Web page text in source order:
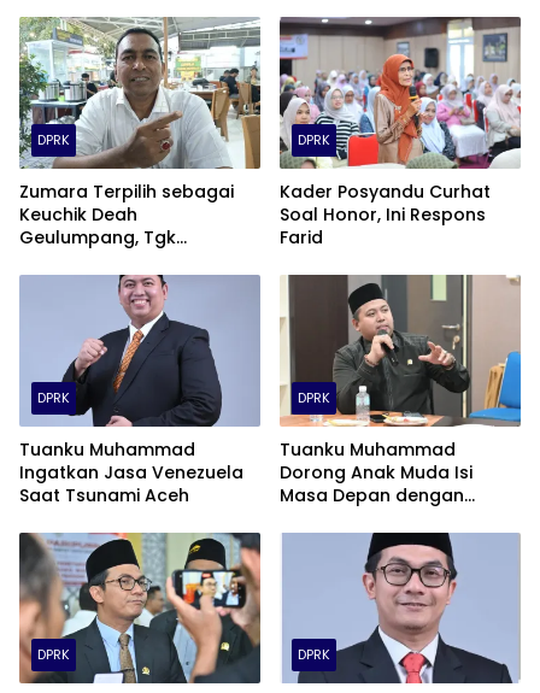
DPRK
Zumara Terpilih sebagai
Keuchik Deah
Geulumpang, Tgk
Selamat
DPRK
Kader Posyandu Curhat
Soal Honor, Ini Respons
Farid
DPRK
Tuanku Muhammad
Ingatkan Jasa Venezuela
Saat Tsunami Aceh
DPRK
Tuanku Muhammad
Dorong Anak Muda Isi
Masa Depan dengan
DPRK DPRK